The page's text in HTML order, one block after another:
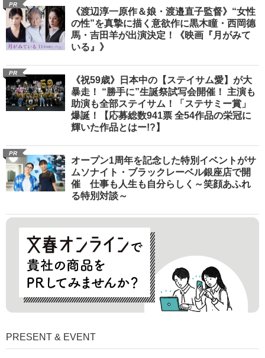
PR
《渡辺淳一原作＆娘・渡邉直子監督》“女性
の性”を真摯に描く意欲作に黒木瞳・西岡德
馬・吉田羊が出演決定！《映画『月がみて
いる』》
PR
《祝59歳》日本中の【ステイサム愛】が大
暴走！ “勝手に”生誕祭試写会開催！ 主演も
助演も全部ステイサム！「ステサミー賞」
爆誕！【応募総数941票 全54作品の栄冠に
輝いた作品とはー!?】
PR
オープン1周年を記念した特別イベントがサ
ムソナイト・ブラックレーベル銀座店で開
催 仕事も人生も自分らしく～笑顔あふれ
る特別対談～
PRESENT & EVENT